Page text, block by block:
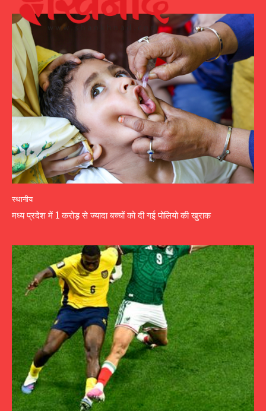
स्थानीय
मध्य प्रदेश में 1 करोड़ से ज्यादा बच्चों को दी गई पोलियो की खुराक